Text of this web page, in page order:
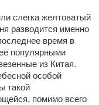
слегка желтоватый
разводится именно
время в
популярными
из Китая.
особой
такой
помимо всего